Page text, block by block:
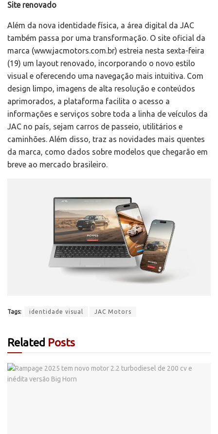
Site renovado
Além da nova identidade física, a área digital da JAC
também passa por uma transformação. O site oficial da
marca (www.jacmotors.com.br) estreia nesta sexta-feira
(19) um layout renovado, incorporando o novo estilo
visual e oferecendo uma navegação mais intuitiva. Com
design limpo, imagens de alta resolução e conteúdos
aprimorados, a plataforma facilita o acesso a
informações e serviços sobre toda a linha de veículos da
JAC no país, sejam carros de passeio, utilitários e
caminhões. Além disso, traz as novidades mais quentes
da marca, como dados sobre modelos que chegarão em
breve ao mercado brasileiro.
Tags: identidade visual JAC Motors
Related Posts